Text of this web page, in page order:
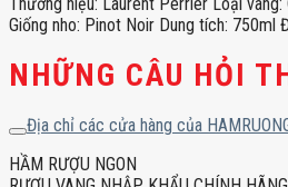
Thương hiệu: Laurent Perrier Loại
Giống nho: Pinot Noir Dung tích: 750ml
NHỮNG CÂU HỎI
Địa chỉ các cửa hàng của
HẦM RƯỢU NGON